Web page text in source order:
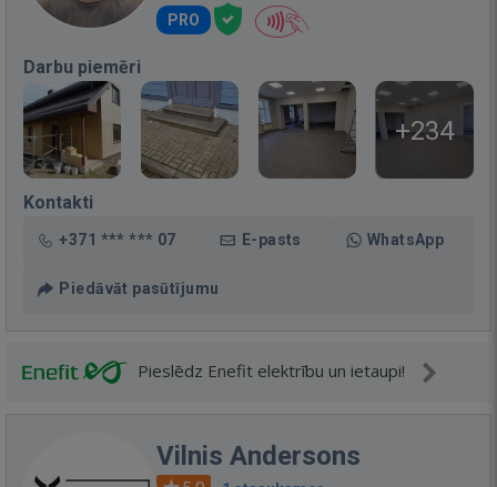
PRO
Darbu piemēri
+234
Kontakti
+371 *** *** 07 E-pasts WhatsApp
Piedāvāt pasūtījumu
Pieslēdz Enefit elektrību un ietaupi!
Vilnis Andersons